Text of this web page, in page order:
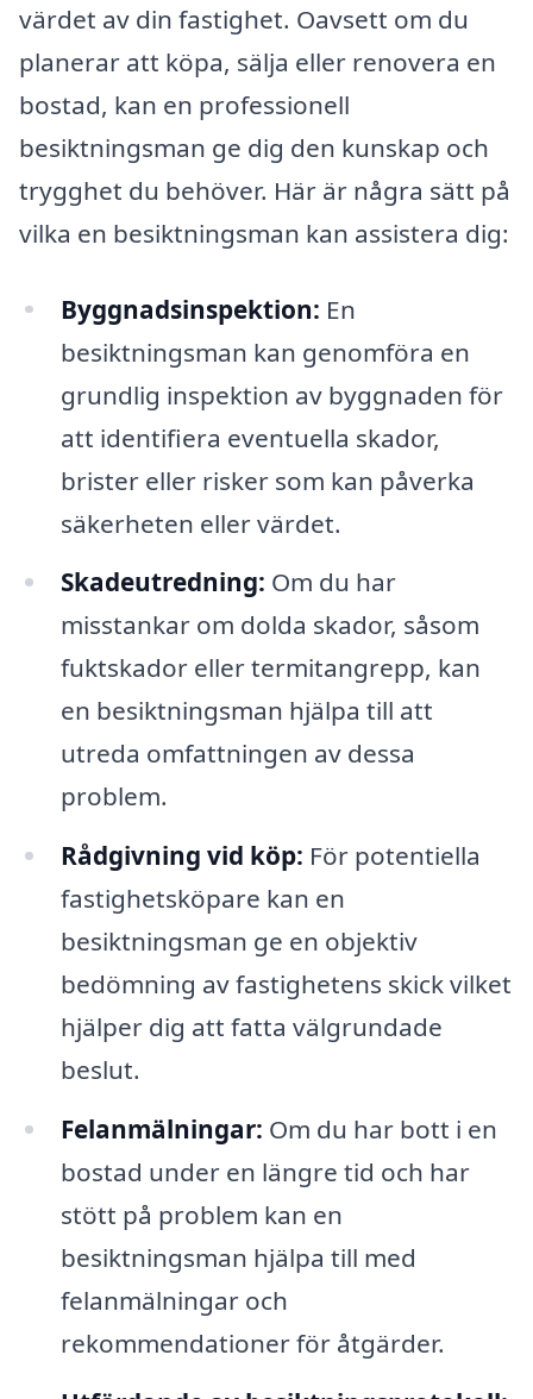
värdet av din fastighet. Oavsett om du
planerar att köpa, sälja eller renovera en
bostad, kan en professionell
besiktningsman ge dig den kunskap och
trygghet du behöver. Här är några sätt på
vilka en besiktningsman kan assistera dig:
Byggnadsinspektion: En
besiktningsman kan genomföra en
grundlig inspektion av byggnaden för
att identifiera eventuella skador,
brister eller risker som kan påverka
säkerheten eller värdet.
Skadeutredning: Om du har
misstankar om dolda skador, såsom
fuktskador eller termitangrepp, kan
en besiktningsman hjälpa till att
utreda omfattningen av dessa
problem.
Rådgivning vid köp: För potentiella
fastighetsköpare kan en
besiktningsman ge en objektiv
bedömning av fastighetens skick vilket
hjälper dig att fatta välgrundade
beslut.
Felanmälningar: Om du har bott i en
bostad under en längre tid och har
stött på problem kan en
besiktningsman hjälpa till med
felanmälningar och
rekommendationer för åtgärder.